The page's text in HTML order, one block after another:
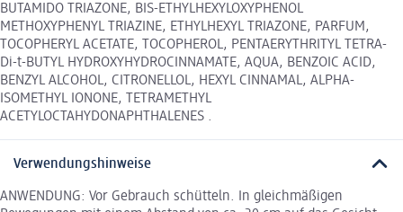
BUTAMIDO TRIAZONE, BIS-ETHYLHEXYLOXYPHENOL
METHOXYPHENYL TRIAZINE, ETHYLHEXYL TRIAZONE, PARFUM,
TOCOPHERYL ACETATE, TOCOPHEROL, PENTAERYTHRITYL TETRA-
Di-t-BUTYL HYDROXYHYDROCINNAMATE, AQUA, BENZOIC ACID,
BENZYL ALCOHOL, CITRONELLOL, HEXYL CINNAMAL, ALPHA-
ISOMETHYL IONONE, TETRAMETHYL
ACETYLOCTAHYDONAPHTHALENES .
Verwendungshinweise
ANWENDUNG: Vor Gebrauch schütteln. In gleichmäßigen